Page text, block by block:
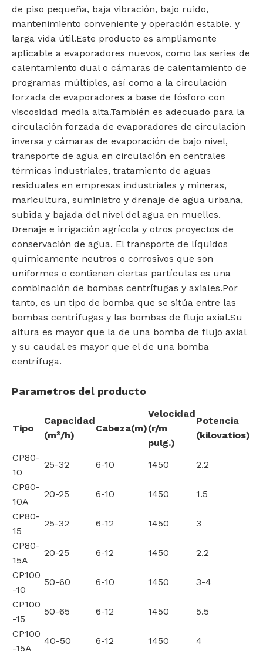
de piso pequeña, baja vibración, bajo ruido,
mantenimiento conveniente y operación estable. y
larga vida útil.Este producto es ampliamente
aplicable a evaporadores nuevos, como las series de
calentamiento dual o cámaras de calentamiento de
programas múltiples, así como a la circulación
forzada de evaporadores a base de fósforo con
viscosidad media alta.También es adecuado para la
circulación forzada de evaporadores de circulación
inversa y cámaras de evaporación de bajo nivel,
transporte de agua en circulación en centrales
térmicas industriales, tratamiento de aguas
residuales en empresas industriales y mineras,
maricultura, suministro y drenaje de agua urbana,
subida y bajada del nivel del agua en muelles.
Drenaje e irrigación agrícola y otros proyectos de
conservación de agua. El transporte de líquidos
químicamente neutros o corrosivos que son
uniformes o contienen ciertas partículas es una
combinación de bombas centrífugas y axiales.Por
tanto, es un tipo de bomba que se sitúa entre las
bombas centrífugas y las bombas de flujo axial.Su
altura es mayor que la de una bomba de flujo axial
y su caudal es mayor que el de una bomba
centrífuga.
Parametros del producto
Tipo
Capacidad
(m³/h)
Cabeza(m)
Velocidad
(r/m
pulg.)
Potencia
(kilovatios)
CP80-
10
25-32 6-10 1450
2.2
CP80-
10A
20-25 6-10 1450
1.5
CP80-
15
25-32 6-12 1450
3
CP80-
15A
20-25 6-12 1450
2.2
CP100
-10
50-60 6-10 1450
3-4
CP100
-15
50-65 6-12 1450
5.5
CP100
-15A
40-50 6-12 1450
4